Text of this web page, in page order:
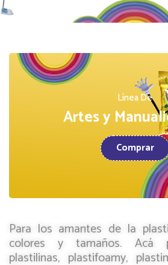
Línea De
Artes y
Comprar
Para los amantes de la
colores y tamaños. Acá
plastilinas, plastifoamy,